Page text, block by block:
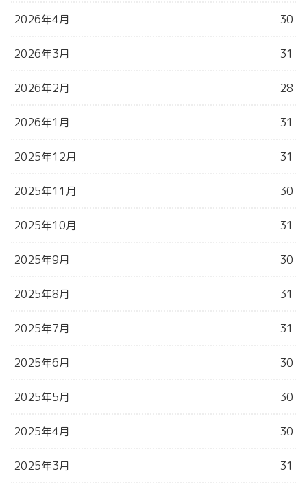
2026年4月 30
2026年3月 31
2026年2月 28
2026年1月 31
2025年12月 31
2025年11月 30
2025年10月 31
2025年9月 30
2025年8月 31
2025年7月 31
2025年6月 30
2025年5月 30
2025年4月 30
2025年3月 31